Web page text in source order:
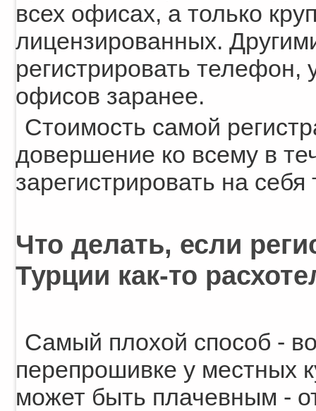
всех офисах, а только
лицензированных.
регистрировать телефон,
офисов заранее.
Стоимость самой
довершение ко всему в
зарегистрировать на
Что делать, если
Турции как-то
Самый плохой способ -
перепрошивке у местных
может быть плачевным -